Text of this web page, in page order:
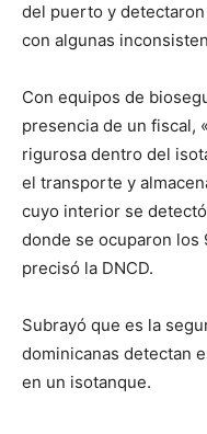
del puerto y
con algunas
Con equipos de
presencia de un fiscal,
rigurosa dentro del
el transporte y
cuyo interior se
donde se ocuparon los
precisó la DNCD.
Subrayó que es la
dominicanas detectan
en un isotanque.